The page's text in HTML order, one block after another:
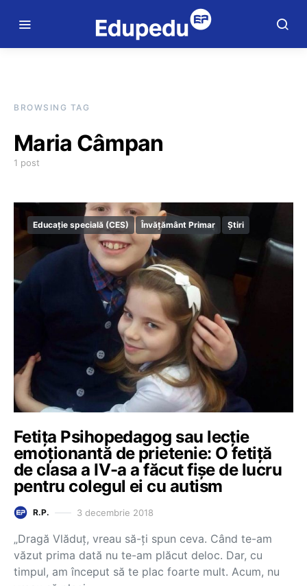
BROWSING TAG
Maria Câmpan
1 post
Educație specială (CES) Învățământ Primar Știri
Fetița Psihopedagog sau lecție
emoționantă de prietenie: O fetiță
de clasa a IV-a a făcut fișe de lucru
pentru colegul ei cu autism
R.P. 3 decembrie 2018
„Dragă Vlăduț, vreau să-ți spun ceva. Când te-am
văzut prima dată nu te-am plăcut deloc. Dar, cu
timpul, am început să te plac foarte mult. Acum, nu